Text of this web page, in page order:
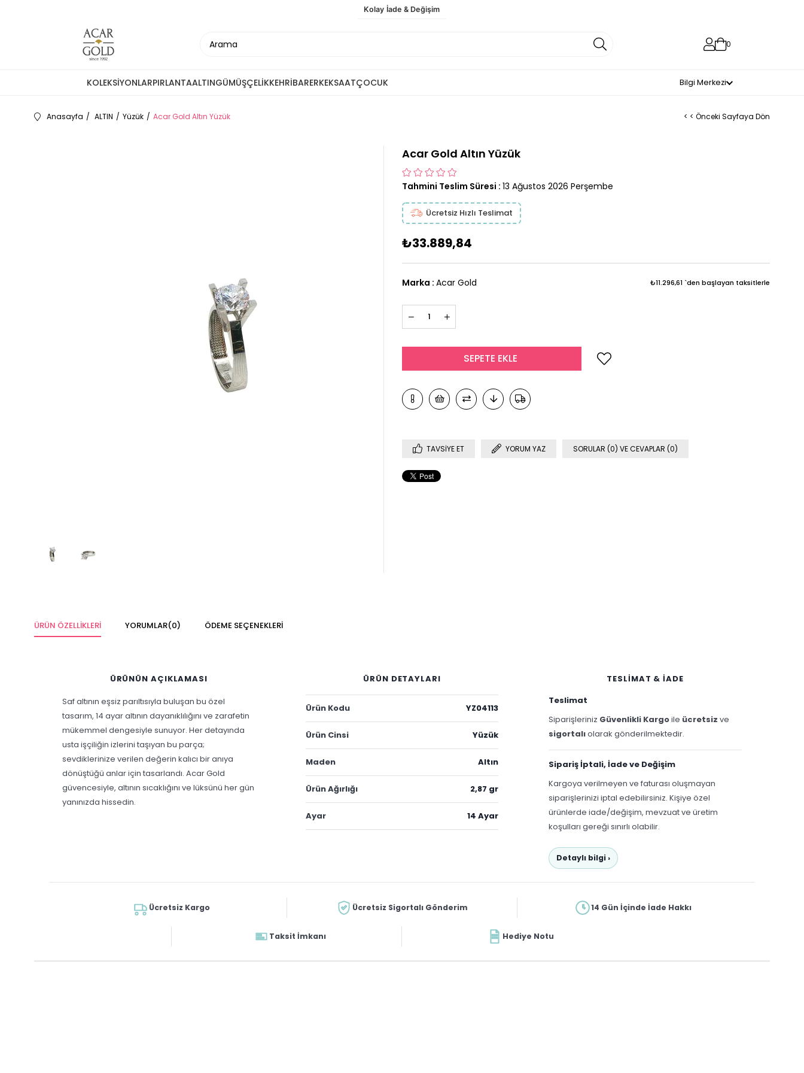
Kolay İade & Değişim
0
KOLEKSİYONLARPIRLANTAALTINGÜMÜŞÇELİKKEHRİBARERKEKSAATÇOCUK Bilgi Merkezi
Anasayfa ALTIN Yüzük Acar Gold Altın Yüzük < < Önceki Sayfaya Dön
Acar Gold Altın Yüzük
Tahmini Teslim Süresi : 13 Ağustos 2026 Perşembe
Ücretsiz Hızlı Teslimat
₺33.889,84
Marka : Acar Gold ₺11.296,61 `den başlayan taksitlerle
TAVSIYE ET YORUM YAZ SORULAR (0) VE CEVAPLAR (0)
ÜRÜN ÖZELLIKLERI YORUMLAR(0) ÖDEME SEÇENEKLERI
ÜRÜNÜN AÇIKLAMASI
Saf altının eşsiz parıltısıyla buluşan bu özel
tasarım, 14 ayar altının dayanıklılığını ve zarafetin
mükemmel dengesiyle sunuyor. Her detayında
usta işçiliğin izlerini taşıyan bu parça;
sevdiklerinize verilen değerin kalıcı bir anıya
dönüştüğü anlar için tasarlandı. Acar Gold
güvencesiyle, altının sıcaklığını ve lüksünü her gün
yanınızda hissedin.
ÜRÜN DETAYLARI
Ürün Kodu YZ04113
Ürün Cinsi Yüzük
Maden Altın
Ürün Ağırlığı 2,87 gr
Ayar 14 Ayar
TESLİMAT & İADE
Teslimat
Siparişleriniz Güvenlikli Kargoile ücretsiz ve
sigortalıolarak gönderilmektedir.
Sipariş İptali, İade ve Değişim
Kargoya verilmeyen ve faturası oluşmayan
siparişlerinizi iptal edebilirsiniz. Kişiye özel
ürünlerde iade/değişim, mevzuat ve üretim
koşulları gereği sınırlı olabilir.
Detaylı bilgi ›
Ücretsiz Kargo Ücretsiz Sigortalı Gönderim 14 Gün İçinde İade Hakkı
Taksit İmkanı Hediye Notu